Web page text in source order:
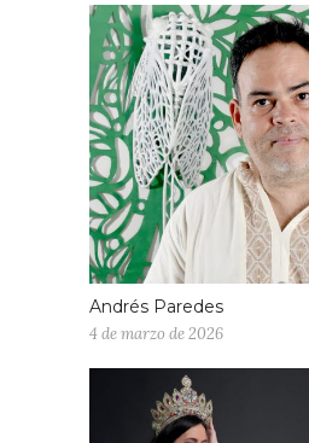
Andrés Paredes
4 de marzo de 2026